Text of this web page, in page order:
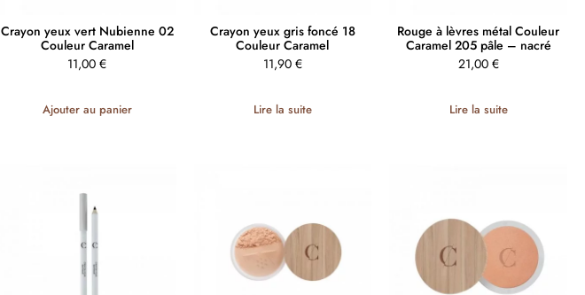
Crayon yeux vert Nubienne 02
Couleur Caramel
11,00€
Ajouter au panier
Crayon yeux gris foncé 18
Couleur Caramel
11,90 €
Lire la suite
Rouge à lèvres métal Couleur
Caramel 205 pâle – nacré
21,00 €
Lire la suite